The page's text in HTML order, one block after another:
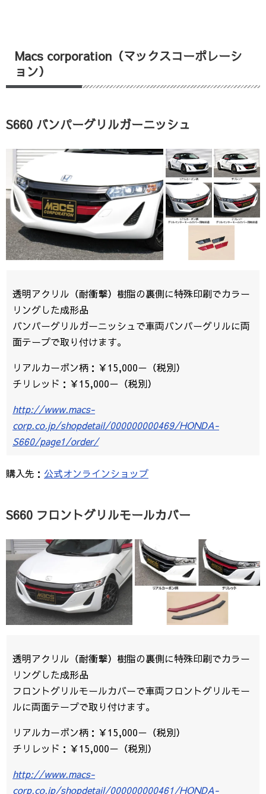
Macs corporation（マックスコーポレーシ
ョン）
S660 バンパーグリルガーニッシュ
透明アクリル（耐衝撃）樹脂の裏側に特殊印刷でカラー
リングした成形品
バンパーグリルガーニッシュで車両バンパーグリルに両
面テープで取り付けます。
リアルカーボン柄：￥15,000－（税別）
チリレッド：￥15,000－（税別）
http://www.macs-
corp.co.jp/shopdetail/000000000469/HONDA-
S660/page1/order/
購入先： 公式オンラインショップ
S660 フロントグリルモールカバー
透明アクリル（耐衝撃）樹脂の裏側に特殊印刷でカラー
リングした成形品
フロントグリルモールカバーで車両フロントグリルモー
ルに両面テープで取り付けます。
リアルカーボン柄：￥15,000－（税別）
チリレッド：￥15,000－（税別）
http://www.macs-
corp.co.jp/shopdetail/000000000461/HONDA-